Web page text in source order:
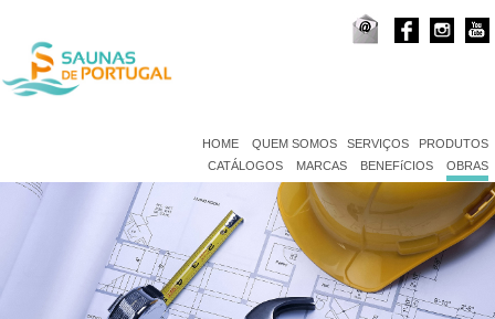
HOME QUEM SOMOS SERVIÇOS
PRODUTOS
CATÁLOGOS
MARCAS BENEFíCIOS OBRAS